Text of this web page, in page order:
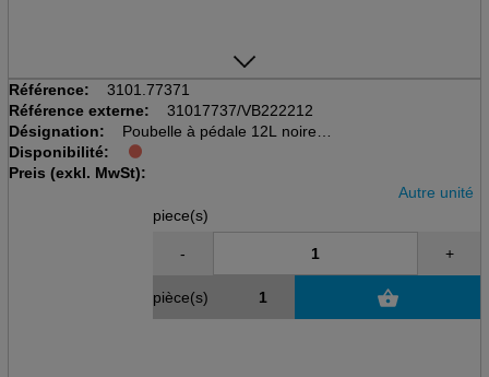
Référence:
3101.77371
Référence externe:
31017737/VB222212
Désignation:
Poubelle à pédale 12L noire
D248mm, B295mm, L255mm, H400mm
avec seau intérieur, soie mat
Disponibilité:
Preis (exkl. MwSt):
Autre unité
piece(s)
- +
pièce(s)